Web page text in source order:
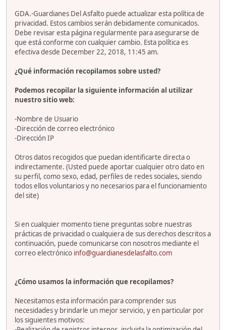
GDA.-Guardianes Del Asfalto puede actualizar esta política de
privacidad. Estos cambios serán debidamente comunicados.
Debe revisar esta página regularmente para asegurarse de
que está conforme con cualquier cambio. Esta política es
efectiva desde December 22, 2018, 11:45 am.
¿Qué información recopilamos sobre usted?
Podemos recopilar la siguiente información al utilizar
nuestro sitio web:
-Nombre de Usuario
-Dirección de correo electrónico
-Dirección IP
Otros datos recogidos que puedan identificarte directa o
indirectamente. (Usted puede aportar cualquier otro dato en
su perfil, como sexo, edad, perfiles de redes sociales, siendo
todos ellos voluntarios y no necesarios para el funcionamiento
del site)
Si en cualquier momento tiene preguntas sobre nuestras
prácticas de privacidad o cualquiera de sus derechos descritos a
continuación, puede comunicarse con nosotros mediante el
correo electrónico info@guardianesdelasfalto.com
¿Cómo usamos la información que recopilamos?
Necesitamos esta información para comprender sus
necesidades y brindarle un mejor servicio, y en particular por
los siguientes motivos: